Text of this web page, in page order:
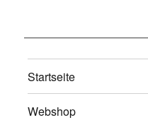
Startseite
Webshop